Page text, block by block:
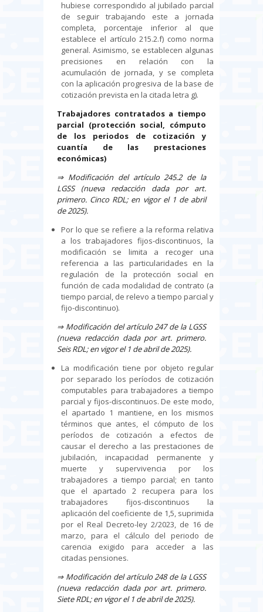
hubiese correspondido al jubilado parcial
de seguir trabajando este a jornada
completa, porcentaje inferior al que
establece el artículo 215.2.f) como norma
general. Asimismo, se establecen algunas
precisiones en relación con la
acumulación de jornada, y se completa
con la aplicación progresiva de la base de
cotización prevista en la citada letra g).
Trabajadores contratados a tiempo
parcial (protección social, cómputo
de los periodos de cotización y
cuantía de las prestaciones
económicas)
⇒Modificación del artículo 245.2 de la
LGSS (nueva redacción dada por art.
primero. Cinco RDL; en vigor el 1 de abril
de 2025).
Por lo que se refiere a la reforma relativa
a los trabajadores fijos-discontinuos, la
modificación se limita a recoger una
referencia a las particularidades en la
regulación de la protección social en
función de cada modalidad de contrato (a
tiempo parcial, de relevo a tiempo parcial y
fijo-discontinuo).
⇒Modificación del artículo 247 de la LGSS
(nueva redacción dada por art. primero.
Seis RDL; en vigor el 1 de abril de 2025).
La modificación tiene por objeto regular
por separado los períodos de cotización
computables para trabajadores a tiempo
parcial y fijos-discontinuos. De este modo,
el apartado 1 mantiene, en los mismos
términos que antes, el cómputo de los
períodos de cotización a efectos de
causar el derecho a las prestaciones de
jubilación, incapacidad permanente y
muerte y supervivencia por los
trabajadores a tiempo parcial; en tanto
que el apartado 2 recupera para los
trabajadores fijos-discontinuos la
aplicación del coeficiente de 1,5, suprimida
por el Real Decreto-ley 2/2023, de 16 de
marzo, para el cálculo del periodo de
carencia exigido para acceder a las
citadas pensiones.
⇒Modificación del artículo 248 de la LGSS
(nueva redacción dada por art. primero.
Siete RDL; en vigor el 1 de abril de 2025).